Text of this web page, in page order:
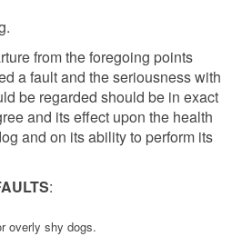
from the foregoing points
a fault and the seriousness with
be regarded should be in exact
and its effect upon the health
and on its ability to perform its
:
overly shy dogs.